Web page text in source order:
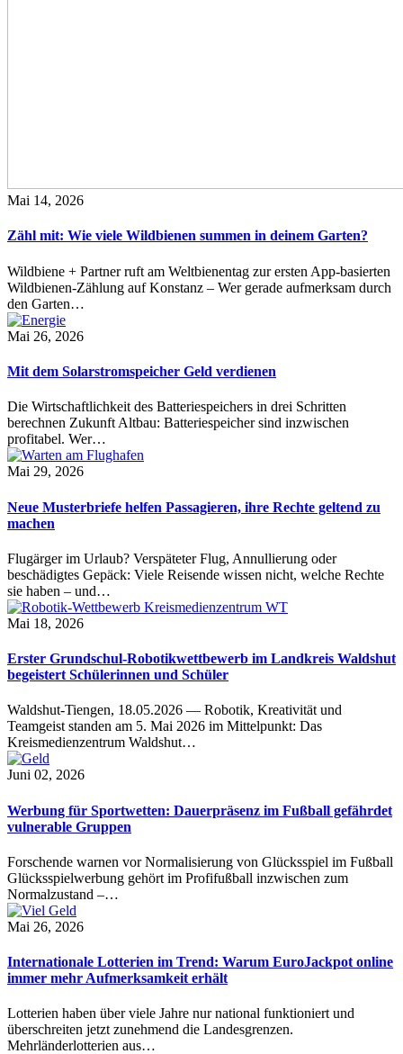
Mai 14, 2026
Zähl mit: Wie viele Wildbienen summen in deinem Garten?
Wildbiene + Partner ruft am Weltbienentag zur ersten App-basierten
Wildbienen-Zählung auf Konstanz – Wer gerade aufmerksam durch
den Garten…
Mai 26, 2026
Mit dem Solarstromspeicher Geld verdienen
Die Wirtschaftlichkeit des Batteriespeichers in drei Schritten
berechnen Zukunft Altbau: Batteriespeicher sind inzwischen
profitabel. Wer…
Mai 29, 2026
Neue Musterbriefe helfen Passagieren, ihre Rechte geltend zu
machen
Flugärger im Urlaub? Verspäteter Flug, Annullierung oder
beschädigtes Gepäck: Viele Reisende wissen nicht, welche Rechte
sie haben – und…
Mai 18, 2026
Erster Grundschul-Robotikwettbewerb im Landkreis Waldshut
begeistert Schülerinnen und Schüler
Waldshut-Tiengen, 18.05.2026 — Robotik, Kreativität und
Teamgeist standen am 5. Mai 2026 im Mittelpunkt: Das
Kreismedienzentrum Waldshut…
Juni 02, 2026
Werbung für Sportwetten: Dauerpräsenz im Fußball gefährdet
vulnerable Gruppen
Forschende warnen vor Normalisierung von Glücksspiel im Fußball
Glücksspielwerbung gehört im Profifußball inzwischen zum
Normalzustand –…
Mai 26, 2026
Internationale Lotterien im Trend: Warum EuroJackpot online
immer mehr Aufmerksamkeit erhält
Lotterien haben über viele Jahre nur national funktioniert und
überschreiten jetzt zunehmend die Landesgrenzen.
Mehrländerlotterien aus…